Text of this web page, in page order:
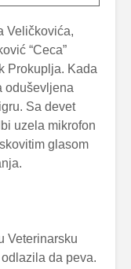
Veličkovića,
“Ceca”
Prokuplja. Kada
oduševljena
Sa devet
uzela mikrofon
glasom
Veterinarsku
da peva.